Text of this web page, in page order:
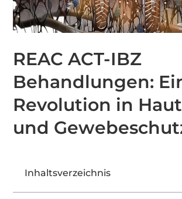
REAC ACT-IBZ
Behandlungen:
Revolution in
und
Inhaltsverzeichnis